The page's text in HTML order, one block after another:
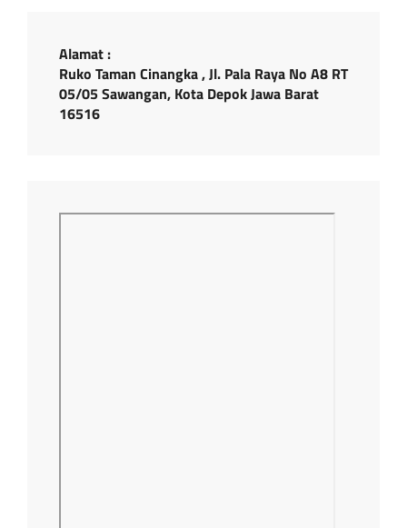
Alamat :
Ruko Taman Cinangka , Jl. Pala Raya No A8 RT
05/05 Sawangan, Kota Depok Jawa Barat
16516